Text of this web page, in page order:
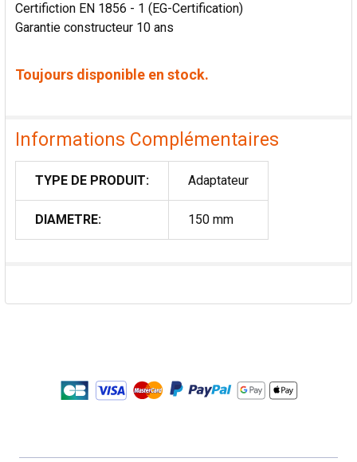
Certifiction EN 1856 - 1 (EG-Certification)
Garantie constructeur 10 ans
Toujours disponible en stock.
Informations Complémentaires
TYPE DE PRODUIT: Adaptateur
DIAMETRE: 150 mm